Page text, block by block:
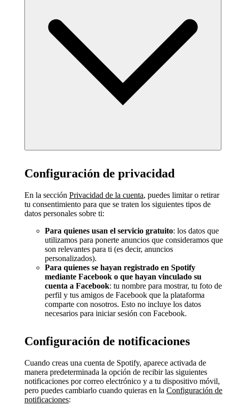
Configuración de privacidad
En la sección Privacidad de la cuenta, puedes limitar o retirar
tu consentimiento para que se traten los siguientes tipos de
datos personales sobre ti:
Para quienes usan el servicio gratuito: los datos que
utilizamos para ponerte anuncios que consideramos que
son relevantes para ti (es decir, anuncios
personalizados).
Para quienes se hayan registrado en Spotify
mediante Facebook o que hayan vinculado su
cuenta a Facebook: tu nombre para mostrar, tu foto de
perfil y tus amigos de Facebook que la plataforma
comparte con nosotros. Esto no incluye los datos
necesarios para iniciar sesión con Facebook.
Configuración de notificaciones
Cuando creas una cuenta de Spotify, aparece activada de
manera predeterminada la opción de recibir las siguientes
notificaciones por correo electrónico y a tu dispositivo móvil,
pero puedes cambiarlo cuando quieras en la Configuración de
notificaciones: